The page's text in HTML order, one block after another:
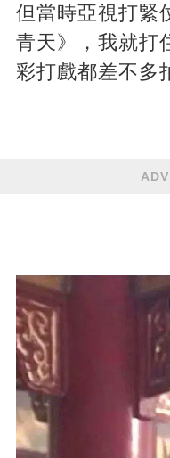
但當時亞視打緊
青天》，我就打
彩打戲都差不多